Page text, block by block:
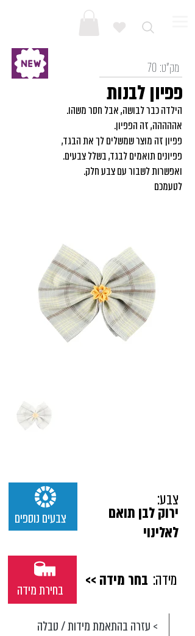
70 מק"ט:
הילדה כבר לבושה, אבל חסר משהו.
אההההה, זה הפפיון.
פפיון זה מוצר שמשלים לך את הבגד,
פפיונים תואמים לבגד, בשלל צבעים.
ואפשרות לשבור עם צבע חלק.
לטעמכם
פפיון לבנות
ירוק לבן תואם
לאלינוי
צבע:
צבעים נוספים
> עזרה בהתאמת מידות / טבלה
בחירת מידה בחר מידה >> מידה: